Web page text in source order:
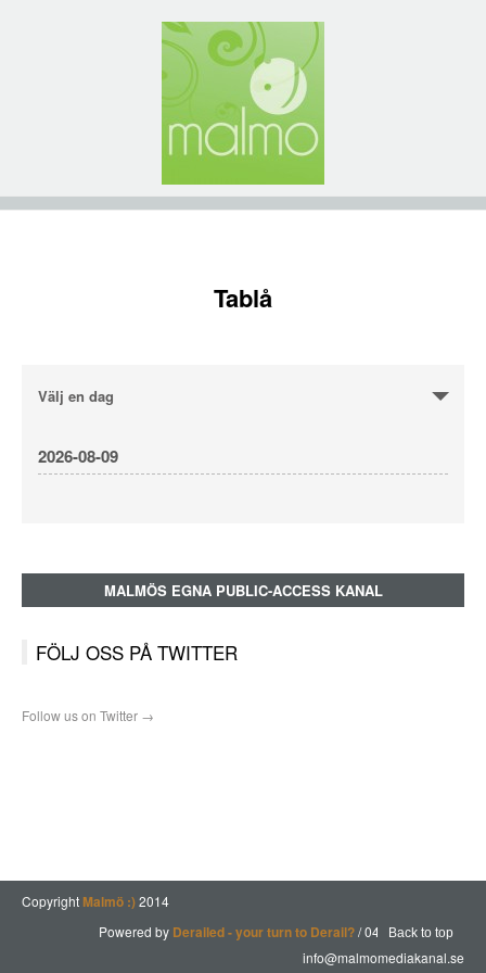
Back to top
Tablå
Välj en dag
MALMÖS EGNA PUBLIC-ACCESS KANAL
FÖLJ OSS PÅ TWITTER
Follow us on Twitter →
Copyright Malmö :)2014
Powered by Derailed - your turn to Derail?/ 040 - 615 32 85 |
info@malmomediakanal.se